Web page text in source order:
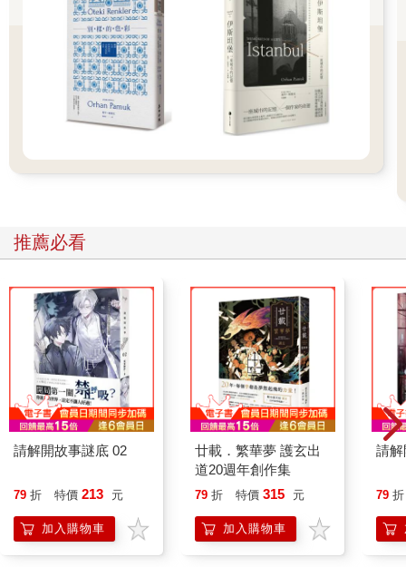
……我想起這麼一則插曲。
東舞鶴中學有廣闊的操場，被起伏徐緩的群山環繞，是新式
的明亮校舍。
五月的某一天，中學畢業後現就讀舞鶴海軍機關學校的某個
學生，利用假期回母校玩。
他曬得很黑，壓低的制服帽簷下露出俊挺的鼻樑，從頭到腳
己的謙虛有多少分量。他那綴有蛇腹形裝飾線的制服胸口，就像
他在走下操場的兩三層大谷石台階坐下。周遭有四、五個聽
得入神的學弟，五月的各色花卉，包括鬱金香、甜豌豆、歐洲銀
蓮花、雛罌粟等盛開在斜坡的花圃。而頭頂上，有日本厚朴綻放
大朵白花。
敘述者和聽眾們都如某種紀念雕像文風不動。而我隔著二米
距離，獨自坐在操場的長椅。這就是我的禮儀。是我對五月繁
花、洋溢驕傲的制服、開朗笑聲的禮儀。
話說這位少年英雄，比起他的崇拜者們，似乎更在意我。只
有我看似沒有拜倒在他的威風下，這傷害了他的驕傲。他向眾人
詢問我的名字。然後呼喚初次見面的我：
推薦必看
請解開故事謎底 02
79 折 特價 213 元
加入購物車
廿載．繁華夢 護玄出
道20週年創作集
79 折 特價 315 元
加入購物車
請解
79 折